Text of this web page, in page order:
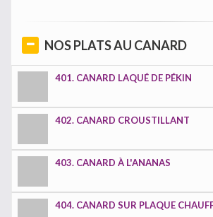
NOS PLATS AU CANARD
401. CANARD LAQUÉ DE PÉKIN
402. CANARD CROUSTILLANT
403. CANARD À L'ANANAS